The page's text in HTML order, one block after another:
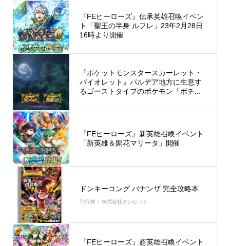
『FEヒーローズ』伝承英雄召喚イベン
ト「聖王の半身 ルフレ」23年2月28日
16時より開催
『ポケットモンスタースカーレット・
バイオレット』パルデア地方に生息す
るゴーストタイプのポケモン「ボチ...
『FEヒーローズ』新英雄召喚イベント
「新英雄＆開花マリータ」開催
ドンキーコング バナンザ 完全攻略本
刊行物 株式会社アンビット
『FEヒーローズ』超英雄召喚イベント